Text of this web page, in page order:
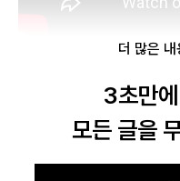
더 많은
3초만
모든 글을